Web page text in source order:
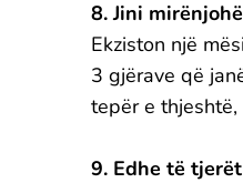
8. Jini
Ekziston një
3 gjërave që
tepër e
9. Edhe të